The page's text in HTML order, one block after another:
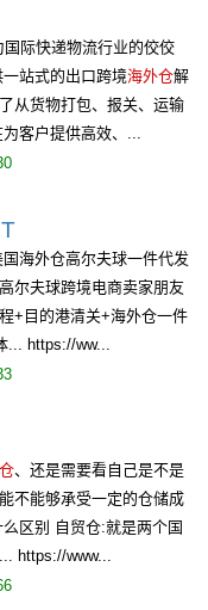
际快递物流行业的佼佼
站式的出口跨境海外仓解
从货物打包、报关、运输
客户提供高效、...
海外仓高尔夫球一件代发
尔夫球跨境电商卖家朋友
+目的港清关+海外仓一件
... https://ww...
、还是需要看自己是不是
不能够承受一定的仓储成
么区别 自贸仓:就是两个国
https://www...